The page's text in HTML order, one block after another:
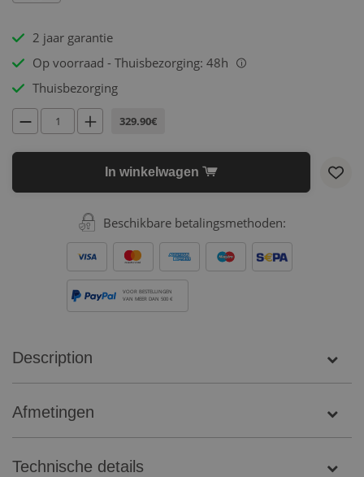
2 jaar garantie
Op voorraad - Thuisbezorging: 48h
i
Thuisbezorging
329.90€
In winkelwagen
Beschikbare betalingsmethoden:
VOOR BESTELLINGEN
VAN MEER DAN 500 €
Description
Afmetingen
Technische details